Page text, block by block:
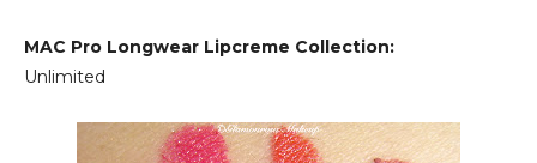
MAC Pro Longwear Lipcreme Collection:
Unlimited